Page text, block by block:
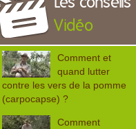
Vidéo
Comment et
quand lutter
contre les vers de la pomme
(carpocapse) ?
Comment